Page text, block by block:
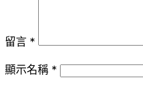
留言 *
顯示名稱 *